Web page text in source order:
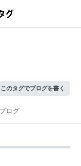
このタグでブログを書く
ログ